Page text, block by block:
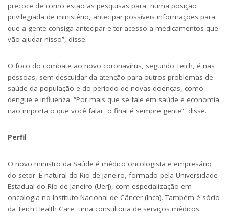
precoce de como estão as pesquisas para, numa posição
privilegiada de ministério, antecipar possíveis informações para
que a gente consiga antecipar e ter acesso a medicamentos que
vão ajudar nisso”, disse.
O foco do combate ao novo coronavírus, segundo Teich, é nas
pessoas, sem descuidar da atenção para outros problemas de
saúde da população e do período de novas doenças, como
dengue e influenza. “Por mais que se fale em saúde e economia,
não importa o que você falar, o final é sempre gente”, disse.
Perfil
O novo ministro da Saúde é médico oncologista e empresário
do setor. É natural do Rio de Janeiro, formado pela Universidade
Estadual do Rio de Janeiro (Uerj), com especialização em
oncologia no Instituto Nacional de Câncer (Inca). Também é sócio
da Teich Health Care, uma consultoria de serviços médicos.